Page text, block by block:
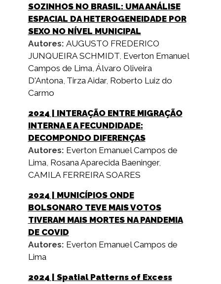
SOZINHOS NO BRASIL: UMA ANÁLISE
ESPACIAL DA HETEROGENEIDADE POR
SEXO NO NÍVEL MUNICIPAL
Autores: AUGUSTO FREDERICO
JUNQUEIRA SCHMIDT, Everton Emanuel
Campos de Lima, Álvaro Oliveira
D'Antona, Tirza Aidar, Roberto Luiz do
Carmo
2024 | INTERAÇÃO ENTRE MIGRAÇÃO
INTERNA E A FECUNDIDADE:
DECOMPONDO DIFERENÇAS
Autores: Everton Emanuel Campos de
Lima, Rosana Aparecida Baeninger,
CAMILA FERREIRA SOARES
2024 | MUNICÍPIOS ONDE
BOLSONARO TEVE MAIS VOTOS
TIVERAM MAIS MORTES NA PANDEMIA
DE COVID
Autores: Everton Emanuel Campos de
Lima
2024 | Spatial Patterns of Excess